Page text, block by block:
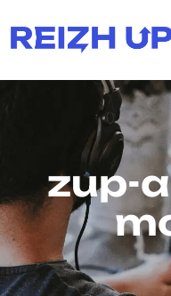
zup-